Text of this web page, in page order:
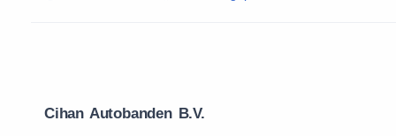
Cihan Autobanden B.V.